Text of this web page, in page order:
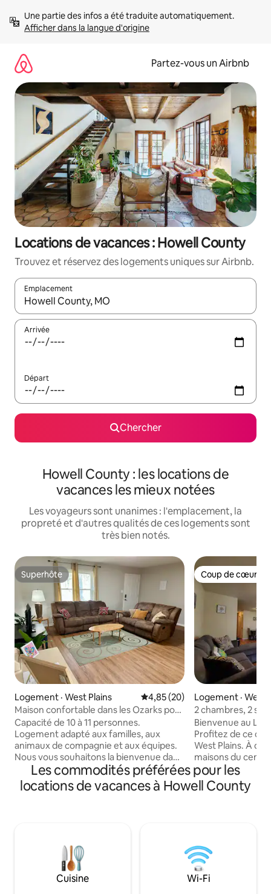
directement
Afficher dans la langue d'origine
Partez-vous un Airbnb
Locations de vacances : Howell County
Trouvez et réservez des logements uniques sur Airbnb.
Emplacement
Quand les résultats sont affichés, parcourez-les en utilisant
Arrivée
Départ
Chercher
Howell County : les locations de
vacances les mieux notées
Les voyageurs sont unanimes : l'emplacement, la
propreté et d'autres qualités de ces logements sont
très bien notés.
Superhôte
Superhôte
Logement · West Plains Note moyenne de 4,85 sur 5,
4,85 (20)
Maison confortable dans les Ozarks pour
10 personnes, près de l'hôpital et du
centre-ville
Capacité de 10 à 11 personnes.
Logement adapté aux familles, aux
animaux de compagnie et aux équipes.
Nous vous souhaitons la bienvenue dans
notre maison propre et confortable sur
un seul niveau, située dans un quartier
calme et peu fréquenté. ✔ 3 lits ✔ 1 bain
deux voitures sous abri Emplacement
• Hôpital, ALDI, Sonic et terrain de golf à
moins de 1 mile • Centre-ville : 2,5 milles
• Centre civique à 4,3 km (2,7 mi) Nous
Coup de cœur
Coup de cœur
Logement · West
2 chambres, 2
centre-ville de
Bienvenue au
Profitez de ce
West Plains. À quelques pâtés de
maisons du
écoles, des
la beauté des
King Size et 1
table de salle à manger.
mobilier ! Joli
temps avec des
voiture et une
Les commodités préférées pour les
locations de vacances à Howell County
Cuisine Wi-Fi